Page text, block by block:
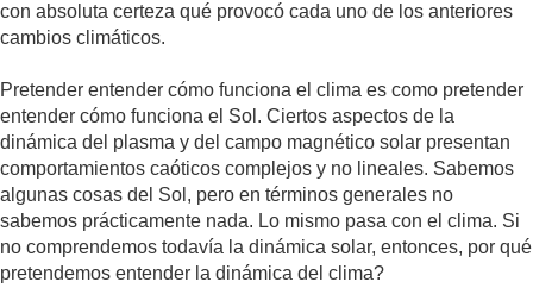
con absoluta certeza qué provocó cada uno de los anteriores
cambios climáticos.
Pretender entender cómo funciona el clima es como pretender
entender cómo funciona el Sol. Ciertos aspectos de la
dinámica del plasma y del campo magnético solar presentan
comportamientos caóticos complejos y no lineales. Sabemos
algunas cosas del Sol, pero en términos generales no
sabemos prácticamente nada. Lo mismo pasa con el clima. Si
no comprendemos todavía la dinámica solar, entonces, por qué
pretendemos entender la dinámica del clima?